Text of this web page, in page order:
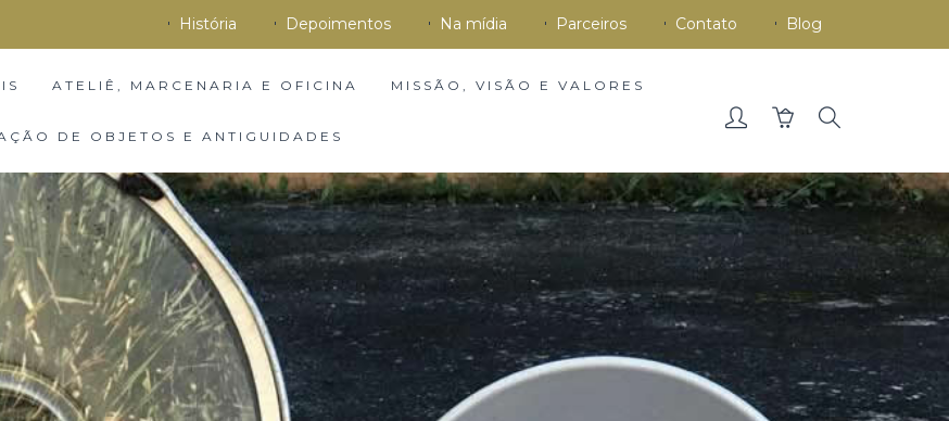
História Depoimentos Na mídia Parceiros Contato Blog
ATELIÊ, MARCENARIA E OFICINA MISSÃO, VISÃO E VALORES
DE OBJETOS E ANTIGUIDADES